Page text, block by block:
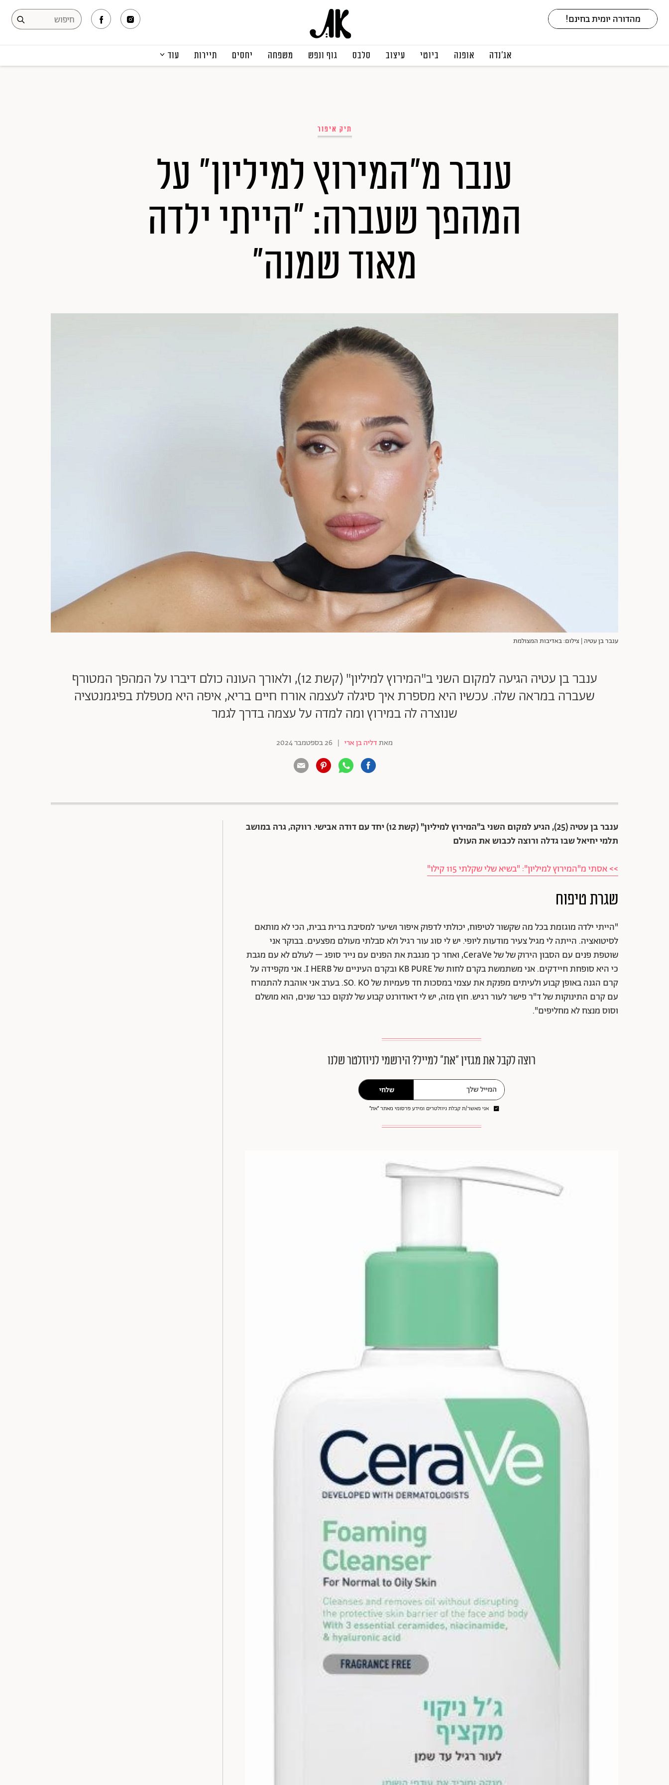
אג׳נדה אופנה ביוטי עיצוב סלבס גוף ונפש משפחה יחסים תיירות עוד
תיק איפור
ענבר מ"המירוץ למיליון" על
המהפך שעברה: "הייתי ילדה
מאוד שמנה"
ענבר בן עטיה | צילום: באדיבות המצולמת
ענבר בן עטיה הגיעה למקום השני ב"המירוץ למיליון" (קשת 12), ולאורך העונה כולם דיברו על המהפך המטורף
שעברה במראה שלה. עכשיו היא מספרת איך סיגלה לעצמה אורח חיים בריא, איפה היא מטפלת בפיגמנטציה
שנוצרה לה במירוץ ומה למדה על עצמה בדרך לגמר
מאתדליה בן ארי | 26 בספטמבר 2024
ענבר בן עטיה (25), הגיע למקום השני ב"המירוץ למיליון" (קשת 12) יחד עם דודה אבישי. רווקה, גרה במושב
תלמי יחיאל שבו גדלה ורוצה לכבוש את העולם
>> אסתי מ"המירוץ למיליון": "בשיא שלי שקלתי 115 קילו"
שגרת טיפוח
"הייתי ילדה מוגזמת בכל מה שקשור לטיפוח, יכולתי לדפוק איפור ושיער למסיבת ברית בבית, הכי לא מותאם
לסיטואציה. הייתה לי מגיל צעיר מודעות ליופי. יש לי סוג עור רגיל ולא סבלתי מעולם מפצעים. בבוקר אני
שוטפת פנים עם הסבון הירוק של של CeraVe, ואחר כך מנגבת את הפנים עם נייר סופג – לעולם לא עם מגבת
כי היא סופחת חיידקים. אני משתמשת בקרם לחות של KB PURE ובקרם העיניים של I HERB. אני מקפידה על
קרם הגנה באופן קבוע ולעיתים מפנקת את עצמי במסכות חד פעמיות של SO. KO. בערב אני אוהבת להתמרח
עם קרם התינוקות של ד"ר פישר לעור רגיש. חוץ מזה, יש לי דאודורנט קבוע של לנקום כבר שנים, הוא מושלם
וסוס מנצח לא מחליפים".
רוצה לקבל את מגזין ״את״ למייל? הירשמי לניוזלטר שלנו
שלחי
אני מאשר/ת קבלת ניוזלטרים ומידע פרסומי מאתר ״את״